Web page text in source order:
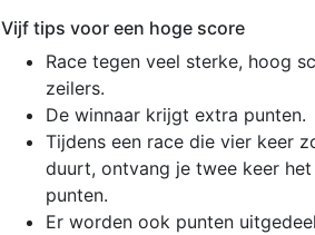
Vijf tips voor een hoge score
Race tegen veel sterke, hoog
zeilers.
De winnaar krijgt extra punten.
Tijdens een race die vier keer
duurt, ontvang je twee keer
punten.
Er worden ook punten